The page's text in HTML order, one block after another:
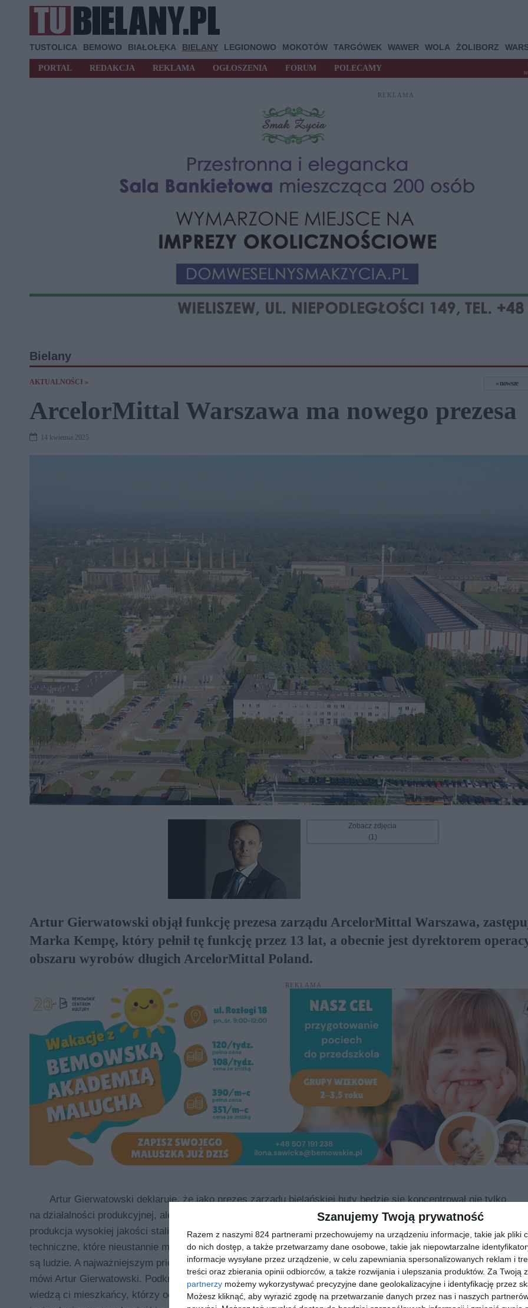
Szanujemy Twoją prywatność
Razem z naszymi 824 partnerami przechowujemy na urządzeniu informacje, takie jak pliki
do nich dostęp, a także przetwarzamy dane osobowe, takie jak niepowtarzalne
informacje wysyłane przez urządzenie, w celu zapewniania spersonalizowanych reklam i
treści oraz zbierania opinii odbiorców, a także rozwijania i ulepszania produktów. Za Twoją
partnerzy możemy wykorzystywać precyzyjne dane geolokalizacyjne i identyfikację przez
Możesz kliknąć, aby wyrazić zgodę na przetwarzanie danych przez nas i naszych
TUSTOLICA BEMOWO BIAŁOŁĘKA BIELANY LEGIONOWO MOKOTÓW TARGÓWEK WAWER WOLA ŻOLIBORZ
PORTAL REDAKCJA REKLAMA OGŁOSZENIA FORUM POLECAMY
REKLAMA
Bielany
AKTUALNOŚCI » nowsze
ArcelorMittal Warszawa ma nowego prezesa
14 kwietnia 2025
Zobacz zdjęcia
(1)
Artur Gierwatowski objął funkcję prezesa zarządu ArcelorMittal Warszawa,
Marka Kempę, który pełnił tę funkcję przez 13 lat, a obecnie jest dyrektorem
obszaru wyrobów długich ArcelorMittal Poland.
REKLAMA
Artur Gierwatowski deklaruje, że jako prezes zarządu bielańskiej huty będzie się koncentrował nie tylko
na działalności produkcyjnej, ale także na innych kluczowych dla zakładu kwestiach. - Jesteśmy hutnikami i
produkcja wysokiej jakości stali jest podstawą naszej działalności. Mamy nowoczesne wyposażenie
techniczne, które nieustannie modernizujemy, ale same maszyny to tylko baza.Kluczem naszej działalności
są ludzie. A najważniejszym priorytetem jest ich bezpieczeństwo -
mówi Artur Gierwatowski. Podkreśla, że produkcja stali - o czym
wiedzą ci mieszkańcy, którzy odwiedzają hutę w czasie dni otwartych,